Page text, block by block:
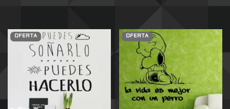
OFERTA OFERTA